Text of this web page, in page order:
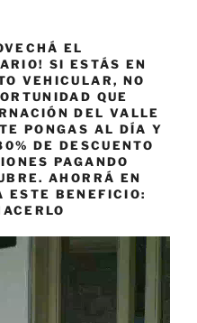
EL
SI ESTÁS EN
VEHICULAR, NO
QUE
DEL VALLE
PONGAS AL DÍA Y
DE DESCUENTO
PAGANDO
AHORRÁ EN
ESTE BENEFICIO: